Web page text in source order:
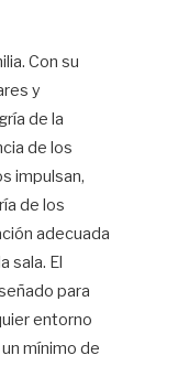
Con su
y
de la
de los
impulsan,
de los
adecuada
sala. El
para
entorno
mínimo de